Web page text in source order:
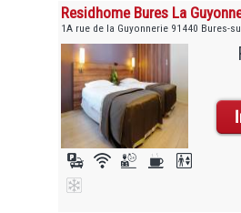
Residhome Bures La
1A rue de la Guyonnerie 91440 Bures-